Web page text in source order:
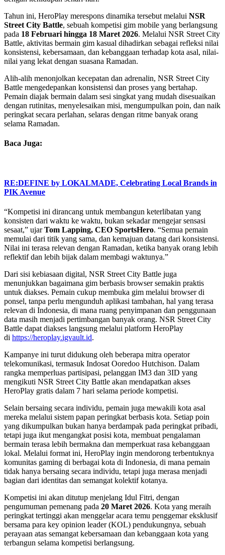
Tahun ini, HeroPlay merespons dinamika tersebut melalui NSR
Street City Battle, sebuah kompetisi gim mobile yang berlangsung
pada 18 Februari hingga 18 Maret 2026. Melalui NSR Street City
Battle, aktivitas bermain gim kasual dihadirkan sebagai refleksi nilai
konsistensi, kebersamaan, dan kebanggaan terhadap kota asal, nilai-
nilai yang lekat dengan suasana Ramadan.
Alih-alih menonjolkan kecepatan dan adrenalin, NSR Street City
Battle mengedepankan konsistensi dan proses yang bertahap.
Pemain diajak bermain dalam sesi singkat yang mudah disesuaikan
dengan rutinitas, menyelesaikan misi, mengumpulkan poin, dan naik
peringkat secara perlahan, selaras dengan ritme banyak orang
selama Ramadan.
Baca Juga:
RE:DEFINE by LOKALMADE, Celebrating Local Brands in
PIK Avenue
“Kompetisi ini dirancang untuk membangun keterlibatan yang
konsisten dari waktu ke waktu, bukan sekadar mengejar sensasi
sesaat,” ujarTom Lapping, CEO SportsHero. “Semua pemain
memulai dari titik yang sama, dan kemajuan datang dari konsistensi.
Nilai ini terasa relevan dengan Ramadan, ketika banyak orang lebih
reflektif dan lebih bijak dalam membagi waktunya.”
Dari sisi kebiasaan digital, NSR Street City Battle juga
menunjukkan bagaimana gim berbasis browser semakin praktis
untuk diakses. Pemain cukup membuka gim melalui browser di
ponsel, tanpa perlu mengunduh aplikasi tambahan, hal yang terasa
relevan di Indonesia, di mana ruang penyimpanan dan penggunaan
data masih menjadi pertimbangan banyak orang. NSR Street City
Battle dapat diakses langsung melalui platform HeroPlay
di https://heroplay.igvault.id.
Kampanye ini turut didukung oleh beberapa mitra operator
telekomunikasi, termasuk Indosat Ooredoo Hutchison. Dalam
rangka memperluas partisipasi, pelanggan IM3 dan 3ID yang
mengikuti NSR Street City Battle akan mendapatkan akses
HeroPlay gratis dalam 7 hari selama periode kompetisi.
Selain bersaing secara individu, pemain juga mewakili kota asal
mereka melalui sistem papan peringkat berbasis kota. Setiap poin
yang dikumpulkan bukan hanya berdampak pada peringkat pribadi,
tetapi juga ikut mengangkat posisi kota, membuat pengalaman
bermain terasa lebih bermakna dan memperkuat rasa kebanggaan
lokal. Melalui format ini, HeroPlay ingin mendorong terbentuknya
komunitas gaming di berbagai kota di Indonesia, di mana pemain
tidak hanya bersaing secara individu, tetapi juga merasa menjadi
bagian dari identitas dan semangat kolektif kotanya.
Kompetisi ini akan ditutup menjelang Idul Fitri, dengan
pengumuman pemenang pada 20 Maret 2026. Kota yang meraih
peringkat tertinggi akan menggelar acara temu penggemar eksklusif
bersama para key opinion leader (KOL) pendukungnya, sebuah
perayaan atas semangat kebersamaan dan kebanggaan kota yang
terbangun selama kompetisi berlangsung.